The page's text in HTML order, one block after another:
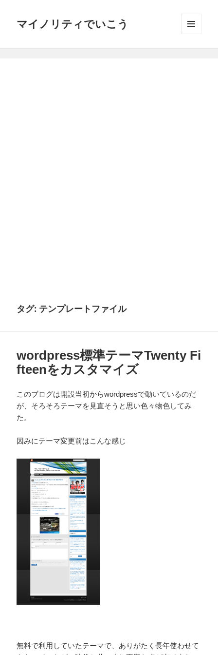
マイノリティでいこう
タグ: テンプレートファイル
wordpress標準テーマTwenty Fi
fteenをカスタマイズ
このブログは開設当初からwordpressで動いているのだ
が、そろそろテーマを見直そうと思い色々物色してみ
た。
因みにテーマ変更前はこんな感じ
無料で利用していたテーマで、ありがたく長年使わせて